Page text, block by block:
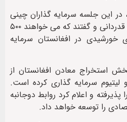
در این جلسه سرمایه گذاران چینی
از پیشنهاد طرف افغانستانی قدردانی و گفتند که می خواهند ۵۰۰
خورشیدی در افغانستان سرمایه
استخراج معادن افغانستان از
لیتیوم سرمایه گذاری کرده است.
پذیرفته و اعلام کرد روابط دوجانبه
را توسعه خواهد داد.